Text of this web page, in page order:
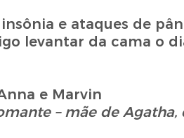
e ataques de
levantar da cama o
– mãe de Agatha,